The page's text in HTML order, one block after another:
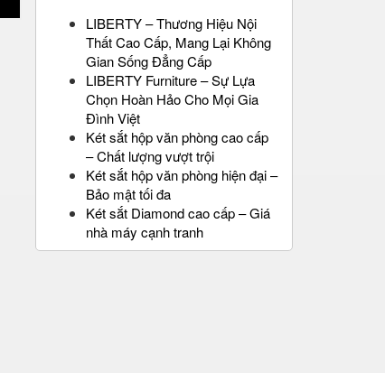
LIBERTY – Thương Hiệu Nội
Thất Cao Cấp, Mang Lại Không
Gian Sống Đẳng Cấp
LIBERTY Furniture – Sự Lựa
Chọn Hoàn Hảo Cho Mọi Gia
Đình Việt
Két sắt hộp văn phòng cao cấp
– Chất lượng vượt trội
Két sắt hộp văn phòng hiện đại –
Bảo mật tối đa
Két sắt Diamond cao cấp – Giá
nhà máy cạnh tranh